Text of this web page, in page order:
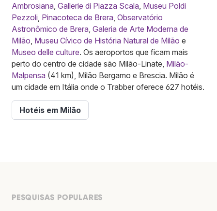
Ambrosiana Gallerie di Piazza Scala Museu Poldi
Pezzoli Pinacoteca de Brera Observatório
Astronômico de Brera Galeria de Arte Moderna de
Milão Museu Cívico de História Natural de Milão e
Museo delle culture. Os aeroportos que ficam mais
perto do centro de cidade são Milão-Linate, Milão-
Malpensa (41 km), Milão Bergamo e Brescia. Milão é
um cidade em Itália onde o Trabber oferece 627 hotéis.
Hotéis em Milão
PESQUISAS POPULARES